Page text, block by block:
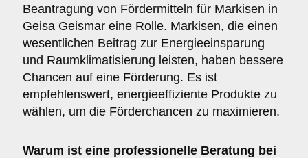
Beantragung von Fördermitteln für Markisen in
Geisa Geismar eine Rolle. Markisen, die einen
wesentlichen Beitrag zur Energieeinsparung
und Raumklimatisierung leisten, haben bessere
Chancen auf eine Förderung. Es ist
empfehlenswert, energieeffiziente Produkte zu
wählen, um die Förderchancen zu maximieren.
Warum ist eine professionelle Beratung bei